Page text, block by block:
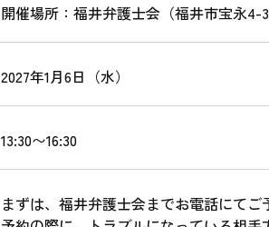
開催場所：福井弁護士会（福井市宝永4-
2027年1月6日（水）
13:30〜16:30
まずは、福井弁護士会までお電話にてご